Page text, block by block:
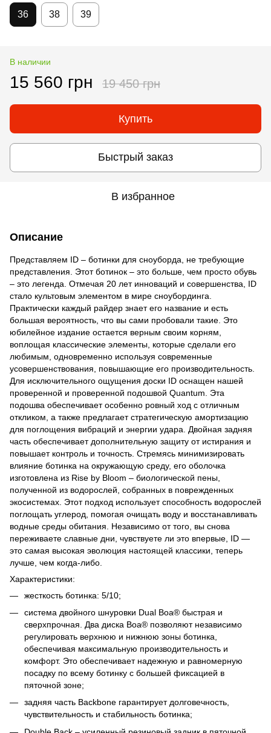
36 38 39
В наличии
15 560 грн 19 450 грн
Купить
Быстрый заказ
В избранное
Описание
Представляем ID – ботинки для сноуборда, не требующие
представления. Этот ботинок – это больше, чем просто обувь
– это легенда. Отмечая 20 лет инноваций и совершенства, ID
стало культовым элементом в мире сноубординга.
Практически каждый райдер знает его название и есть
большая вероятность, что вы сами пробовали такие. Это
юбилейное издание остается верным своим корням,
воплощая классические элементы, которые сделали его
любимым, одновременно используя современные
усовершенствования, повышающие его производительность.
Для исключительного ощущения доски ID оснащен нашей
проверенной и проверенной подошвой Quantum. Эта
подошва обеспечивает особенно ровный ход с отличным
откликом, а также предлагает стратегическую амортизацию
для поглощения вибраций и энергии удара. Двойная задняя
часть обеспечивает дополнительную защиту от истирания и
повышает контроль и точность. Стремясь минимизировать
влияние ботинка на окружающую среду, его оболочка
изготовлена ​​из Rise by Bloom – биологической пены,
полученной из водорослей, собранных в поврежденных
экосистемах. Этот подход использует способность водорослей
поглощать углерод, помогая очищать воду и восстанавливать
водные среды обитания. Независимо от того, вы снова
переживаете славные дни, чувствуете ли это впервые, ID —
это самая высокая эволюция настоящей классики, теперь
лучше, чем когда-либо.
Характеристики:
жесткость ботинка: 5/10;
система двойного шнуровки Dual Boa® быстрая и
сверхпрочная. Два диска Boa® позволяют независимо
регулировать верхнюю и нижнюю зоны ботинка,
обеспечивая максимальную производительность и
комфорт. Это обеспечивает надежную и равномерную
посадку по всему ботинку с большей фиксацией в
пяточной зоне;
задняя часть Backbone гарантирует долговечность,
чувствительность и стабильность ботинка;